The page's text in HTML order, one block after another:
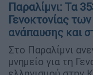
Παραλίμνι: Τα
Γενοκτονίας
ανάπαυσης και
Στο Παραλίμνι
μνημείο για τη